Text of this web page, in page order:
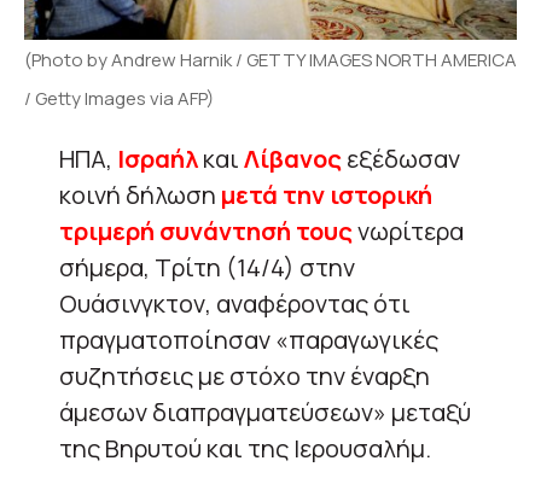
(Photo by Andrew Harnik / GETTY IMAGES NORTH AMERICA
/ Getty Images via AFP)
ΗΠΑ, ΙσραήλκαιΛίβανοςεξέδωσαν
κοινή δήλωση μετά την ιστορική
τριμερή συνάντησή τουςνωρίτερα
σήμερα, Τρίτη (14/4) στην
Ουάσινγκτον, αναφέροντας ότι
πραγματοποίησαν «παραγωγικές
συζητήσεις με στόχο την έναρξη
άμεσων διαπραγματεύσεων» μεταξύ
της Βηρυτού και της Ιερουσαλήμ.